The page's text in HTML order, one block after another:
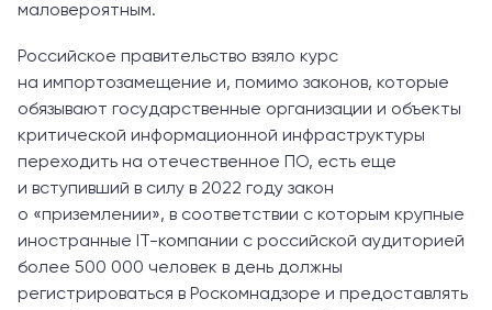
маловероятным.
Российское правительство взяло курс
на импортозамещение и, помимо законов, которые
обязывают государственные организации и объекты
критической информационной инфраструктуры
переходить на отечественное ПО, есть еще
и вступивший в силу в 2022 году закон
о «приземлении»‎, в соответствии с которым крупные
иностранные IT-компании с российской аудиторией
более 500 000 человек в день должны
регистрироваться в Роскомнадзоре и предоставлять